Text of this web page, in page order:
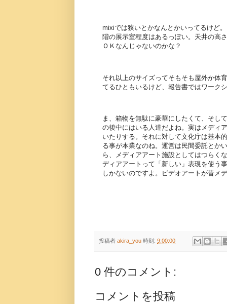
mixiでは狭いとかなんとかいってるけど
階の展示室程度はあるっぽい。天井の高
ＯＫなんじゃないのかな？
それ以上のサイズってそもそも屋外か体
てるひともいるけど、報告書ではワーク
ま、箱物を無駄に豪華にしたくて、そし
の後中にはいる人達だよね。実はメディ
いたりする。それに対して文化庁は基本
る事が本業なのね。運営は民間委託とか
ら、メディアアート施設としてはつらく
ディアアートって「新しい」表現を使う
しかないのですよ。ビデオアートが昔メ
投稿者 akira_you 時刻: 9:00:00
0 件のコメント:
コメントを投稿